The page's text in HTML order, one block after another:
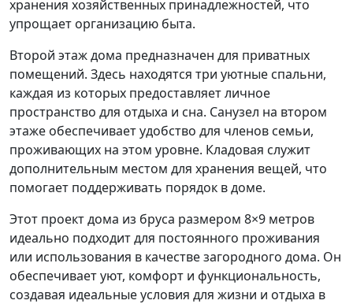
хранения хозяйственных принадлежностей, что
упрощает организацию быта.
Второй этаж дома предназначен для приватных
помещений. Здесь находятся три уютные спальни,
каждая из которых предоставляет личное
пространство для отдыха и сна. Санузел на втором
этаже обеспечивает удобство для членов семьи,
проживающих на этом уровне. Кладовая служит
дополнительным местом для хранения вещей, что
помогает поддерживать порядок в доме.
Этот проект дома из бруса размером 8×9 метров
идеально подходит для постоянного проживания
или использования в качестве загородного дома. Он
обеспечивает уют, комфорт и функциональность,
создавая идеальные условия для жизни и отдыха в